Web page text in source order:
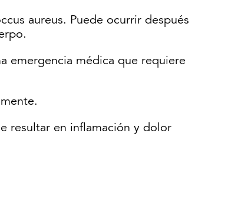
aureus. Puede ocurrir después
emergencia médica que requiere
resultar en inflamación y dolor